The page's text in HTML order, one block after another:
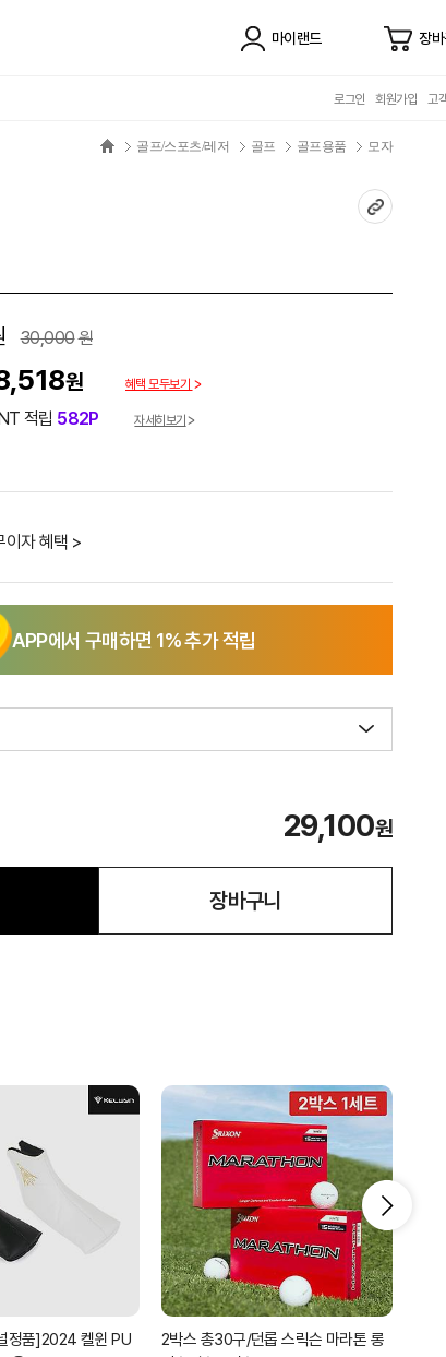
마이랜드 장
로그인 회원가입 고
골프/스포츠/레저 골프 골프용품 모자
30,000원
원 혜택 모두보기
적립 582P 자세히보기
이자 혜택 >
APP에서 구매하면 1% 추가 적립
29,100원
장바구니
정품]2024 켈윈 PU
2박스 총30구/던롭 스릭슨 마라톤 롱